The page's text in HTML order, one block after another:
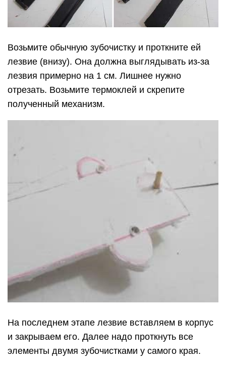
Возьмите обычную зубочистку и проткните ей
лезвие (внизу). Она должна выглядывать из-за
лезвия примерно на 1 см. Лишнее нужно
отрезать. Возьмите термоклей и скрепите
полученный механизм.
На последнем этапе лезвие вставляем в корпус
и закрываем его. Далее надо проткнуть все
элементы двумя зубочистками у самого края.